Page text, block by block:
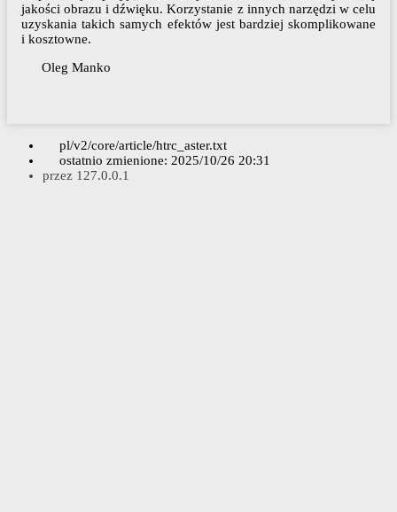
jakości obrazu i dźwięku. Korzystanie z innych narzędzi w celu
uzyskania takich samych efektów jest bardziej skomplikowane
i kosztowne.
Oleg Manko
pl/v2/core/article/htrc_aster.txt
ostatnio zmienione: 2025/10/26 20:31
przez 127.0.0.1